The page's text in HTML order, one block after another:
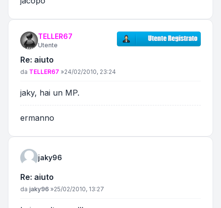
TELLER67
Utente
Re: aiuto
Messaggio
da TELLER67 »24/02/2010, 23:24
jaky, hai un MP.
ermanno
jaky96
Re: aiuto
Messaggio
da jaky96 »25/02/2010, 13:27